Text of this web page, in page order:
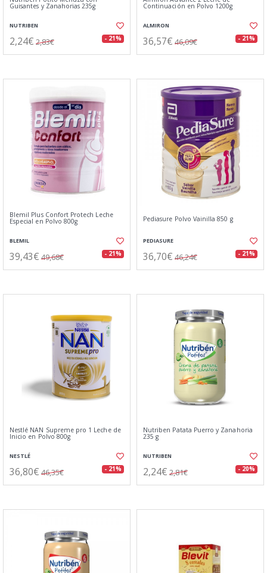
Guisantes y Zanahorias 235g
NUTRIBEN
2,24€ 2,83€ - 21%
Continuación en Polvo 1200g
ALMIRON
36,57€ 46,09€ - 21%
Blemil Plus Confort Protech Leche
Especial en Polvo 800g
BLEMIL
39,43€ 49,68€ - 21%
Pediasure Polvo Vainilla 850 g
PEDIASURE
36,70€ 46,24€ - 21%
Nestlé NAN Supreme pro 1 Leche de
Inicio en Polvo 800g
NESTLÉ
36,80€ 46,35€ - 21%
Nutriben Patata Puerro y Zanahoria
235 g
NUTRIBEN
2,24€ 2,81€ - 20%